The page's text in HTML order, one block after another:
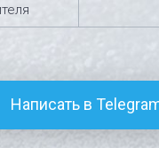
Написать в